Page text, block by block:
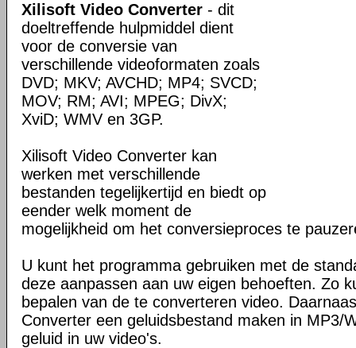
Xilisoft Video Converter - dit
doeltreffende hulpmiddel dient
voor de conversie van
verschillende videoformaten zoals
DVD; MKV; AVCHD; MP4; SVCD;
MOV; RM; AVI; MPEG; DivX;
XviD; WMV en 3GP.
Xilisoft Video Converter kan
werken met verschillende
bestanden tegelijkertijd en biedt op
eender welk moment de
mogelijkheid om het conversieproces te
U kunt het programma gebruiken met de
deze aanpassen aan uw eigen behoeften. Zo
bepalen van de te converteren video.
Converter een geluidsbestand maken in MP3/
geluid in uw video's.